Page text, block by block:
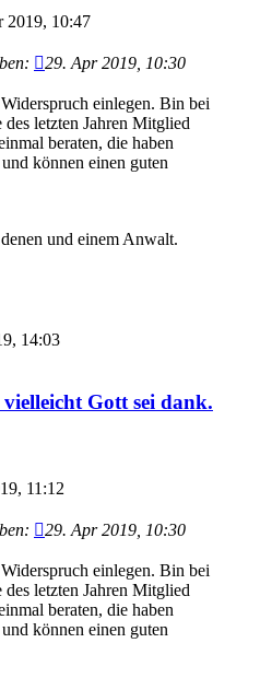
2019, 10:47
29. Apr 2019, 10:30
einlegen. Bin bei
letzten Jahren Mitglied
beraten, die haben
können einen guten
und einem Anwalt.
14:03
Gott sei dank.
11:12
29. Apr 2019, 10:30
einlegen. Bin bei
letzten Jahren Mitglied
beraten, die haben
können einen guten